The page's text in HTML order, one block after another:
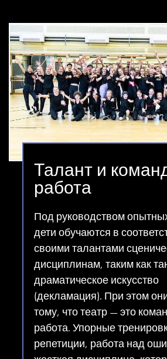
Талант и
работа
Под руководством
дети обучаются в
своими талантами
дисциплинам, таким как
драматическое искусство
(декламация). При этом
тому, что театр — это
работа. Упорные
репетиции, работа над